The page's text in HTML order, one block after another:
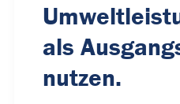
als
nutzen.